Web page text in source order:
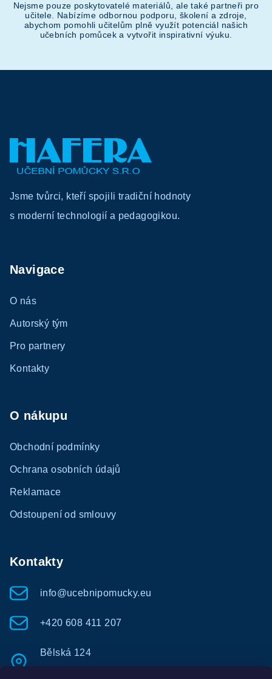
Nejsme pouze poskytovatelé materiálů, ale také partneři pro
učitele. Nabízíme odbornou podporu, školení a zdroje,
abychom pomohli učitelům plně využít potenciál našich
učebních pomůcek a vytvořit inspirativní výuku.
p
Jsme tvůrci, kteří spojili tradiční hodnoty
s moderní technologií a pedagogikou.
Navigace
O nás
Autorský tým
Pro partnery
Kontakty
O nákupu
Obchodní podmínky
Ochrana osobních údajů
Reklamace
Odstoupení od smlouvy
Kontakty
info@ucebnipomucky.eu
+420 608 411 207
Bělská 124